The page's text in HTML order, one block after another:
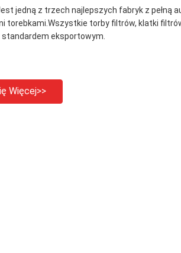
jedną z trzech najlepszych fabryk z pełną
torebkami.Wszystkie torby filtrów, klatki
standardem eksportowym.
Więcej>>